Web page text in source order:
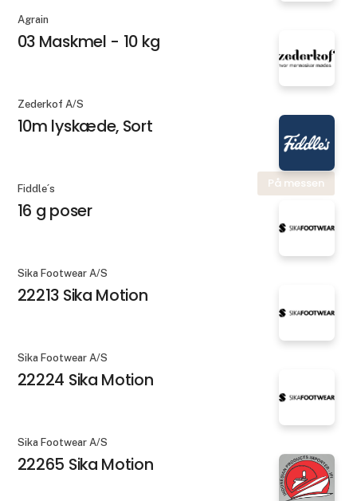
Agrain
03 Maskmel - 10 kg
Zederkof A/S
10m lyskæde, Sort
På messen
Fiddle´s
16 g poser
Sika Footwear A/S
22213 Sika Motion
Sika Footwear A/S
22224 Sika Motion
Sika Footwear A/S
22265 Sika Motion